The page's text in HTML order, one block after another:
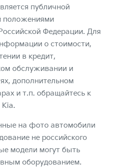
публичной
положениями
Федерации. Для
о стоимости,
в кредит,
обслуживании и
дополнительном
и т.п. обращайтесь к
на фото автомобили
не российского
модели могут быть
оборудованием.